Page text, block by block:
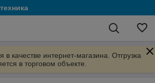
в качестве интернет-магазина. Отгрузка
в торговом объекте.